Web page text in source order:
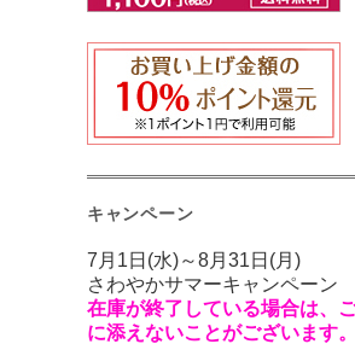
キャンペーン
7月1日(水)～8月31日(月)
さわやかサマーキャンペーン
在庫が終了している場合は、
に添えないことがございます